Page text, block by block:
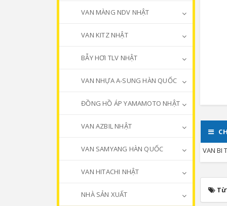
VAN BI
VAN MÀNG NDV NHẬT
VAN KITZ NHẬT
BẪY HƠI TLV NHẬT
VAN NHỰA A-SUNG HÀN QUỐC
ĐỒNG HỒ ÁP YAMAMOTO NHẬT
VAN AZBIL NHẬT
VAN SAMYANG HÀN QUỐC
VAN HITACHI NHẬT
NHÀ SẢN XUẤT